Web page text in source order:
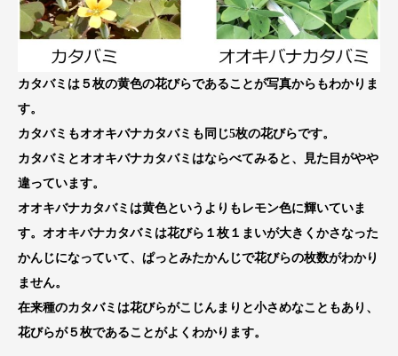
カタバミは５枚の黄色の花びらであることが写真からもわかりま
す。
カタバミもオオキバナカタバミも同じ5枚の花びらです。
カタバミとオオキバナカタバミはならべてみると、見た目がやや
違っています。
オオキバナカタバミは黄色というよりもレモン色に輝いていま
す。オオキバナカタバミは花びら１枚１まいが大きくかさなった
かんじになっていて、ぱっとみたかんじで花びらの枚数がわかり
ません。
在来種のカタバミは花びらがこじんまりと小さめなこともあり、
花びらが５枚であることがよくわかります。